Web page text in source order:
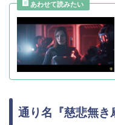
通り名『慈悲無き